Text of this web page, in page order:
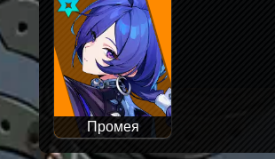
Промея